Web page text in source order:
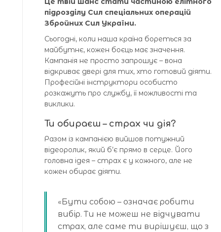
підрозділу Сил спеціальних операцій
Збройних Сил України.
Сьогодні, коли наша країна бореться за
майбутнє, кожен боєць має значення.
Кампанія не просто запрошує – вона
відкриває двері для тих, хто готовий діяти.
Професійні інструктори особисто
розкажуть про службу, її можливості та
виклики.
Ти обираєш – страх чи дія?
Разом із кампанією вийшов потужний
відеоролик, який б’є прямо в серце. Його
головна ідея – страх є у кожного, але не
кожен обирає діяти.
«Бути собою – означає робити
вибір. Ти не можеш не відчувати
страх, але саме ти вирішуєш, що з